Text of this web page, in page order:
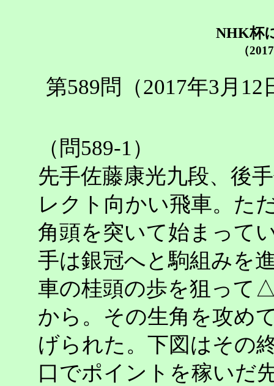
NHK杯
（
第589問（2017年3月
（問589-1）
先手佐藤康光九段、後
レクト向かい飛車。た
角頭を突いて始まって
手は銀冠へと駒組みを
車の桂頭の歩を狙って
から。その生角を攻め
げられた。下図はその
口でポイントを稼いだ